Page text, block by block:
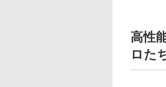
高性
ロた